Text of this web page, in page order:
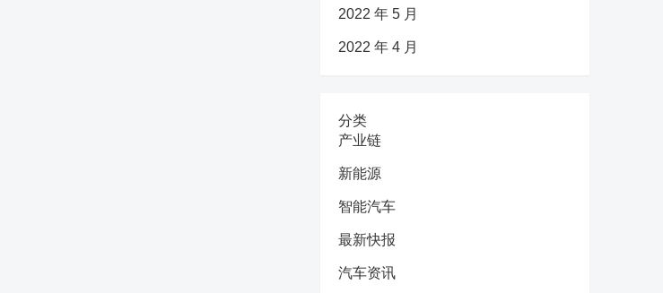
2022 年 5 月
2022 年 4 月
分类
产业链
新能源
智能汽车
最新快报
汽车资讯